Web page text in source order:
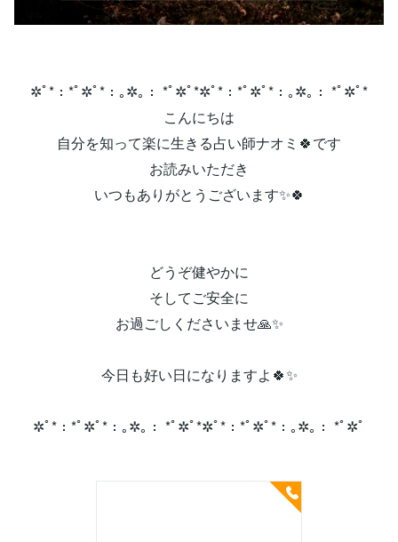
✲ﾟ*：*ﾟ✲ﾟ*：｡✲｡： *ﾟ✲ﾟ*✲ﾟ*：*ﾟ✲ﾟ*：｡✲｡： *ﾟ✲ﾟ*
こんにちは
自分を知って楽に生きる占い師ナオミ🍀です
お読みいただき
いつもありがとうございます✨🍀
どうぞ健やかに
そしてご安全に
お過ごしくださいませ🙏✨
今日も好い日になりますよ🍀✨
✲ﾟ*：*ﾟ✲ﾟ*：｡✲｡： *ﾟ✲ﾟ*✲ﾟ*：*ﾟ✲ﾟ*：｡✲｡： *ﾟ✲ﾟ